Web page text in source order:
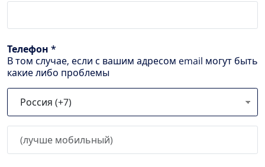
Телефон *
В том случае, если с вашим адресом email могут быть
какие либо проблемы